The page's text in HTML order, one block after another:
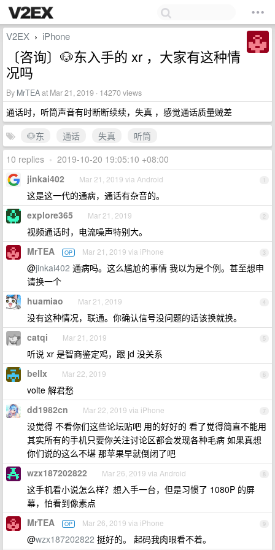
V2EX › iPhone
〔咨询〕🐶东入手的 xr ，大家有这种情
况吗
By MrTEAat Mar 21, 2019 · 14270 views
通话时，听筒声音有时断断续续，失真 ，感觉通话质量贼差
🐶东
通话 失真
听筒
10 replies • 2019-10-20 19:05:10 +08:00
1
jinkai402 Mar 21, 2019 via Android
这是这一代的通病，通话有杂音的。
2
explore365 Mar 21, 2019
视频通话时，电流噪声特别大。
3
MrTEA OP Mar 21, 2019 via iPhone
@jinkai402 通病吗。这么尴尬的事情 我以为是个例。甚至想申
请换一个
4
huamiao Mar 21, 2019
没有这种情况，联通。你确认信号没问题的话该换就换。
5
catqi Mar 21, 2019
听说 xr 是智商鉴定鸡，跟 jd 没关系
6
bellx Mar 22, 2019
volte 解君愁
7
dd1982cn Mar 22, 2019 via iPhone
没觉得 不看你们这些论坛贴吧 用的好好的 看了觉得简直不能用
其实所有的手机只要你关注讨论区都会发现各种毛病 如果真想
你们说的这么不堪 那苹果早就倒闭了吧
8
wzx187202822 Mar 26, 2019 via Android
这手机看小说怎么样？想入手一台，但是习惯了 1080P 的屏
幕，怕看到像素点
9
MrTEA OP Mar 26, 2019 via iPhone
@wzx187202822 挺好的。 起码我肉眼看不着。